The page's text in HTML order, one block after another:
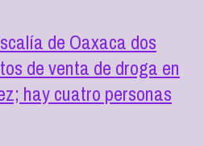
de Oaxaca dos
de venta de droga en
hay cuatro personas